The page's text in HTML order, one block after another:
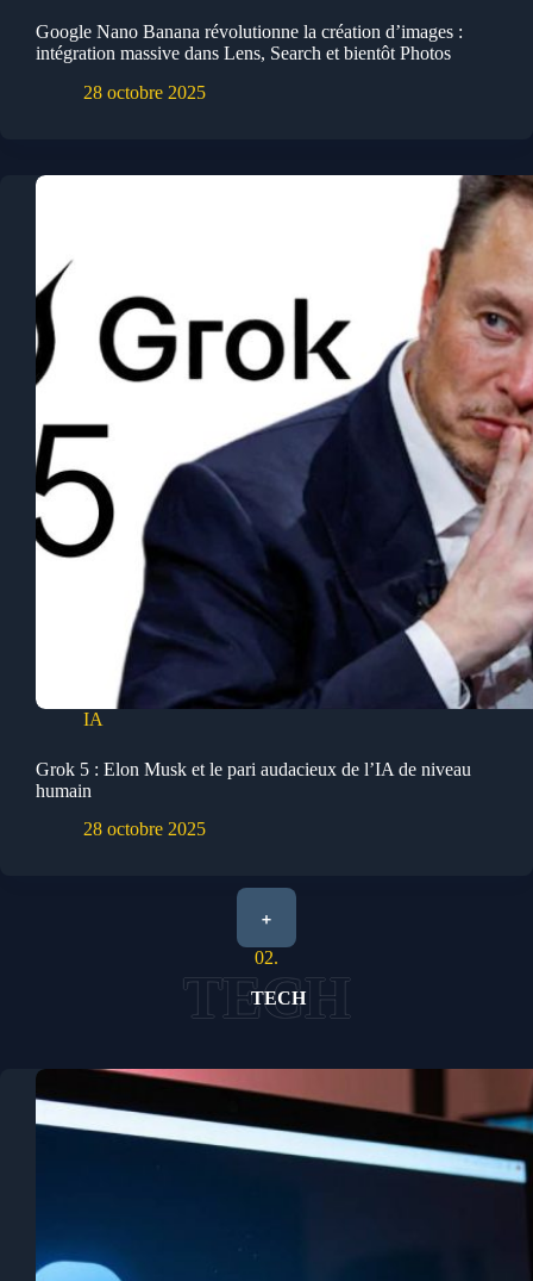
Google Nano Banana révolutionne la création d’images :
intégration massive dans Lens, Search et bientôt Photos
28 octobre 2025
IA
Grok 5 : Elon Musk et le pari audacieux de l’IA de niveau
humain
28 octobre 2025
+
02.
TECH